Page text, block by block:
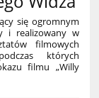
się ogromnym
i realizowany w
filmowych
których
filmu „Willy